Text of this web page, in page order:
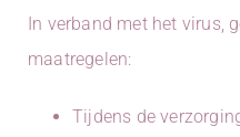
In verband met het virus,
maatregelen:
Tijdens de